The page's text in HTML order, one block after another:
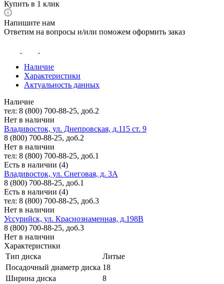
Купить в 1 клик
Напишите нам
Ответим на вопросы и/или поможем оформить заказ
Наличие
Характеристики
Актуальность данных
Наличие
тел: 8 (800) 700-88-25, доб.2
Нет в наличии
Владивосток, ул. Днепровская, д.115 ст. 9
8 (800) 700-88-25, доб.2
Нет в наличии
тел: 8 (800) 700-88-25, доб.1
Есть в наличии (4)
Владивосток, ул. Снеговая, д. 3А
8 (800) 700-88-25, доб.1
Есть в наличии (4)
тел: 8 (800) 700-88-25, доб.3
Нет в наличии
Уссурийск, ул. Краснознаменная, д.198В
8 (800) 700-88-25, доб.3
Нет в наличии
Характеристики
Тип диска
Литые
Посадочный диаметр диска 18
Ширина диска
8